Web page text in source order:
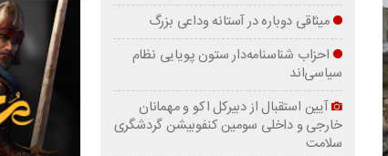
میثاقی دوباره در آستانه‌ وداعی بزرگ
احزاب شناسنامه‌دار ستون پویایی نظام
سیاسی‌اند
آیین استقبال از دبیرکل اکو و مهمانان
خارجی و داخلی سومین کنفوبیشن گردشگری
سلامت